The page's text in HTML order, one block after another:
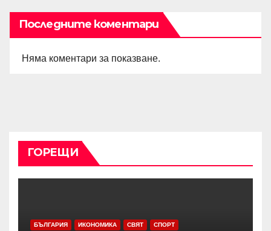
Последните коментари
Няма коментари за показване.
ГОРЕЩИ
БЪЛГАРИЯ ИКОНОМИКА СВЯТ СПОРТ